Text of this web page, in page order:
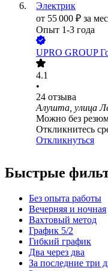
Электрик
от 55 000 ₽ за
Опыт 1-3 года
UPRO GROUP
4.1
•
24 отзыва
Алушта, улица
Можно без
Откликнитесь
Откликнуться
Быстрые
Без опыта работы
Вечерняя и ночная
Вахтовый метод
График 5/2
Гибкий график
Два через два
За последние три